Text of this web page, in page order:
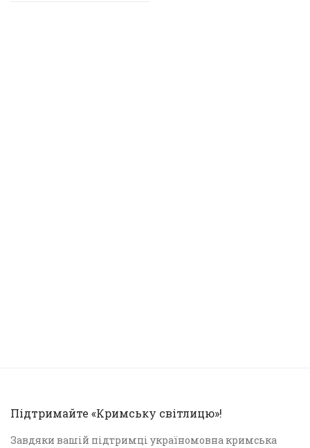
Підтримайте «Кримську світлицю»!
Завдяки вашій підтримці україномовна кримська